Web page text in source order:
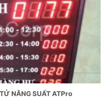
NĂNG SUẤT ATPro